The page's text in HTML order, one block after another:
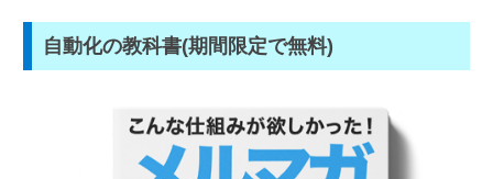
自動化の教科書(期間限定で無料)